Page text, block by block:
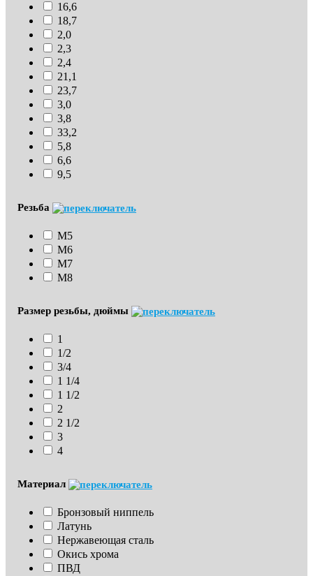
16,6
18,7
2,0
2,3
2,4
21,1
23,7
3,0
3,8
33,2
5,8
6,6
9,5
Резьба
М5
М6
М7
М8
Размер резьбы, дюймы
1
1/2
3/4
1 1/4
1 1/2
2
2 1/2
3
4
Материал
Бронзовый ниппель
Латунь
Нержавеющая сталь
Окись хрома
ПВД